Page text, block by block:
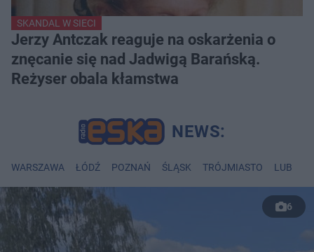
SKANDAL W SIECI
Jerzy Antczak reaguje na oskarżenia o
znęcanie się nad Jadwigą Barańską.
Reżyser obala kłamstwa
WARSZAWA ŁÓDŹ POZNAŃ ŚLĄSK TRÓJMIASTO LUBLIN
6